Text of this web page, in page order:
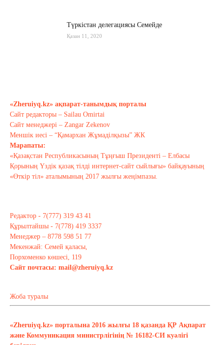
Түркістан делегациясы Семейде
Қазан 11, 2020
Тағы оқу
«Zheruiyq.kz» ақпарат-танымдық порталы
Сайт редакторы – Sailau Omirtai
Сайт менеджері – Zangar Zekenov
Меншік иесі – “Қамархан Жұмаділқызы” ЖК
Марапаты:
«Қазақстан Республикасының Тұңғыш Президенті – Елбасы
Қорының Үздік қазақ тілді интернет-сайт сыйлығы» байқауының
«Өткір тіл» аталымының 2017 жылғы жеңімпазы.
Редактор - 7(777) 319 43 41
Құрылтайшы - 7(778) 419 3337
Менеджер – 8778 598 51 77
Мекенжай: Семей қаласы,
Порхоменко көшесі, 119
Сайт почтасы: mail@zheruiyq.kz
Жоба туралы
«Zheruiyq.kz» порталына 2016 жылғы 18 қазанда ҚР Ақпарат
және Коммуникация министрлігінің № 16182-СИ куәлігі